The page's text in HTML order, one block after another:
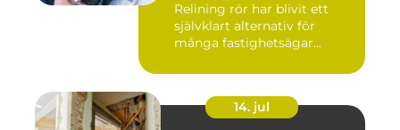
Relining rör har blivit ett
självklart alternativ för
många fastighetsägar...
14. jul